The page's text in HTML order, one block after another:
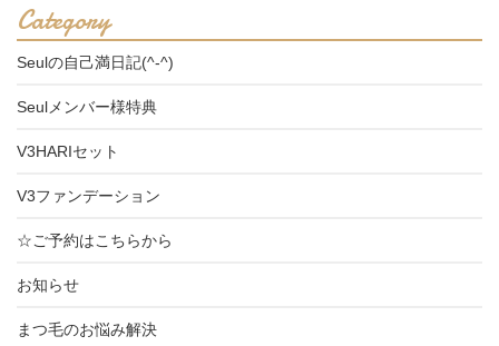
Category
Seulの自己満日記(^-^)
Seulメンバー様特典
V3HARIセット
V3ファンデーション
☆ご予約はこちらから
お知らせ
まつ毛のお悩み解決